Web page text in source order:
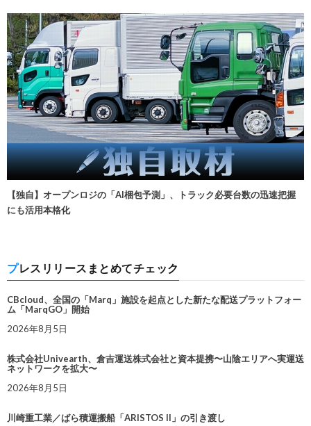
【独自】オープンロジの「AI梱包予測」、トラック必要台数の迅速把握
にも活用本格化
プレスリリースまとめてチェック
CBcloud、全国の「Marq」施設を起点とした新たな配送プラットフォー
ム「MarqGO」開始
2026年8月5日
株式会社Univearth、倉吉運送株式会社と資本提携〜山陰エリアへ実運送
ネットワークを拡大〜
2026年8月5日
川崎重工業／ばら積運搬船「ARISTOS II」の引き渡し